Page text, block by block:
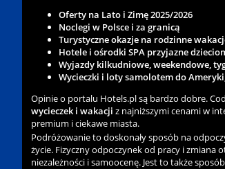
Oferty na Lato i Zimę 2025/2026
Noclegi w Polsce i za granicą
Turystyczne okazje na rodzinne
Hotele i ośrodki SPA przyjazne
Wyjazdy kilkudniowe, weekendowe,
Wycieczki i loty samolotem do
Opinie o portalu Hotels.pl są bardzo dobre.
wycieczek i wakacji z najniższymi cenami w
premium i ciekawe miasta.
Podróżowanie to doskonały sposób na
życie. Fizyczny odpoczynek od pracy i zmiana
niezależności i samoocenę. Jest to także